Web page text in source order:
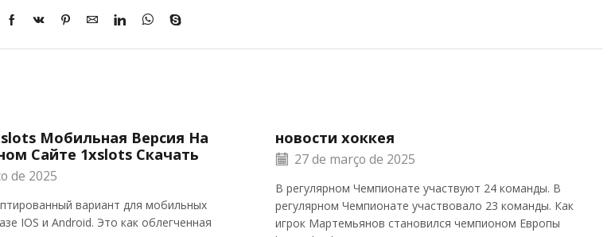
Мобильная Версия На
Сайте 1xslots Скачать
de 2025
вариант для мобильных
IOS и Android. Это как облегченная
новости хоккея
27 de março de 2025
В регулярном Чемпионате участвуют 24 команды. В
регулярном Чемпионате участвовало 23 команды. Как
игрок Мартемьянов становился чемпионом Европы